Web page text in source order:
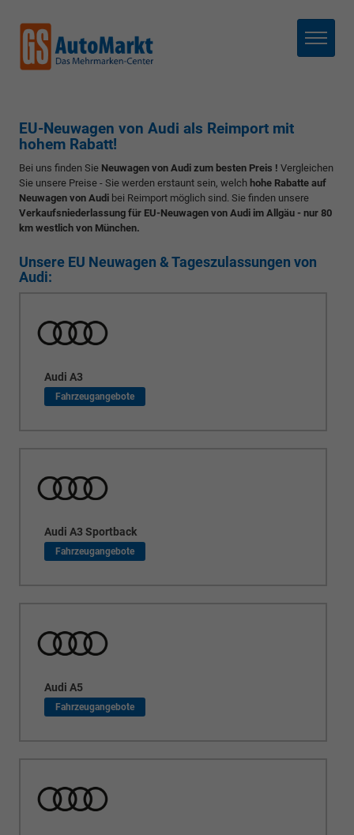
Menü
EU-Neuwagen von Audi als Reimport mit
hohem Rabatt!
Bei uns finden Sie Neuwagen von Audi zum besten Preis ! Vergleichen
Sie unsere Preise - Sie werden erstaunt sein, welch hohe Rabatte auf
Neuwagen von Audi bei Reimport möglich sind. Sie finden unsere
Verkaufsniederlassung für EU-Neuwagen von Audi im Allgäu - nur 80
km westlich von München.
Unsere EU Neuwagen & Tageszulassungen von
Audi:
Audi A3
Audi A3 Sportback
Audi A5